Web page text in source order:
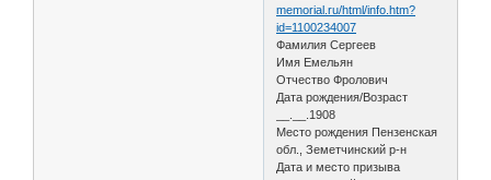
memorial.ru/html/info.htm?
id=1100234007
Фамилия Сергеев
Имя Емельян
Отчество Фролович
Дата рождения/Возраст
__.__.1908
Место рождения Пензенская
обл., Земетчинский р-н
Дата и место призыва